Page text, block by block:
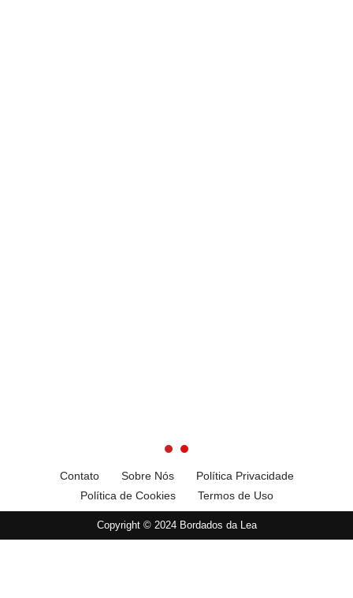
Contato Sobre Nós
Política Privacidade
Política de Cookies
Termos de Uso
Copyright © 2024 Bordados da Lea